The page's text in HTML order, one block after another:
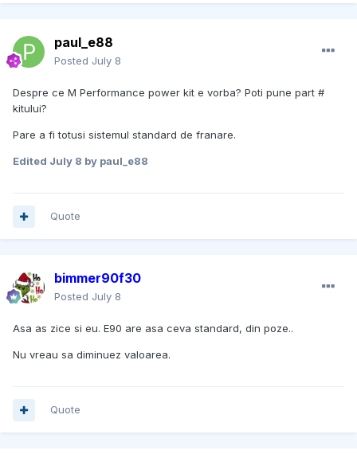
paul_e88
Posted July 8
Despre ce M Performance power kit e vorba? Poti pune part #
kitului?
Pare a fi totusi sistemul standard de franare.
Edited July 8 by paul_e88
Quote
bimmer90f30
Posted July 8
Asa as zice si eu. E90 are asa ceva standard, din poze..
Nu vreau sa diminuez valoarea.
Quote